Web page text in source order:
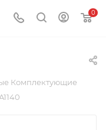
0
Комплектующие